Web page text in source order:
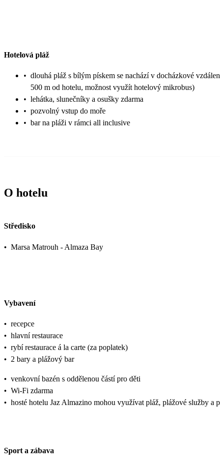
Hotelová pláž
• dlouhá pláž s bílým pískem se nachází v docházkové
500 m od hotelu, možnost využít hotelový mikrobus)
• lehátka, slunečníky a osušky zdarma
• pozvolný vstup do moře
• bar na pláži v rámci all inclusive
O hotelu
Středisko
• Marsa Matrouh - Almaza Bay
Vybavení
• recepce
• hlavní restaurace
• rybí restaurace á la carte (za poplatek)
• 2 bary a plážový bar
• venkovní bazén s oddělenou částí pro děti
• Wi-Fi zdarma
• hosté hotelu Jaz Almazino mohou využívat pláž, plážové služby a
Sport a zábava